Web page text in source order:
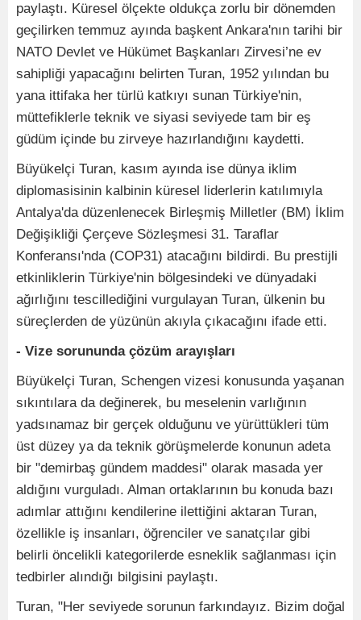
paylaştı. Küresel ölçekte oldukça zorlu bir dönemden
geçilirken temmuz ayında başkent Ankara'nın tarihi bir
NATO Devlet ve Hükümet Başkanları Zirvesi’ne ev
sahipliği yapacağını belirten Turan, 1952 yılından bu
yana ittifaka her türlü katkıyı sunan Türkiye'nin,
müttefiklerle teknik ve siyasi seviyede tam bir eş
güdüm içinde bu zirveye hazırlandığını kaydetti.
Büyükelçi Turan, kasım ayında ise dünya iklim
diplomasisinin kalbinin küresel liderlerin katılımıyla
Antalya'da düzenlenecek Birleşmiş Milletler (BM) İklim
Değişikliği Çerçeve Sözleşmesi 31. Taraflar
Konferansı'nda (COP31) atacağını bildirdi. Bu prestijli
etkinliklerin Türkiye'nin bölgesindeki ve dünyadaki
ağırlığını tescillediğini vurgulayan Turan, ülkenin bu
süreçlerden de yüzünün akıyla çıkacağını ifade etti.
- Vize sorununda çözüm arayışları
Büyükelçi Turan, Schengen vizesi konusunda yaşanan
sıkıntılara da değinerek, bu meselenin varlığının
yadsınamaz bir gerçek olduğunu ve yürüttükleri tüm
üst düzey ya da teknik görüşmelerde konunun adeta
bir "demirbaş gündem maddesi" olarak masada yer
aldığını vurguladı. Alman ortaklarının bu konuda bazı
adımlar attığını kendilerine ilettiğini aktaran Turan,
özellikle iş insanları, öğrenciler ve sanatçılar gibi
belirli öncelikli kategorilerde esneklik sağlanması için
tedbirler alındığı bilgisini paylaştı.
Turan, "Her seviyede sorunun farkındayız. Bizim doğal